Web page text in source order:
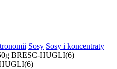
Sosy Sosy i koncentraty
BRESC-HUGLI(6)